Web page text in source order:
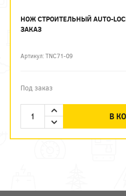
НОЖ СТРОИТЕЛЬНЫЙ AUTO-
ЗАКАЗ
Артикул: TNC71-09
Под заказ
В